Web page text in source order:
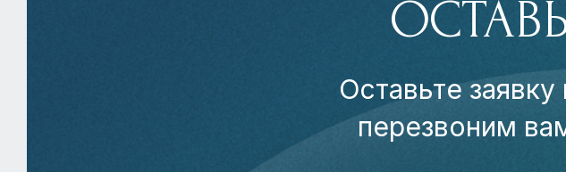
Оставьте
перезвоним